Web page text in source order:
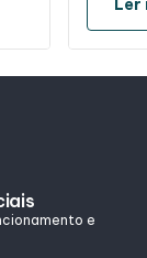
Ler
e